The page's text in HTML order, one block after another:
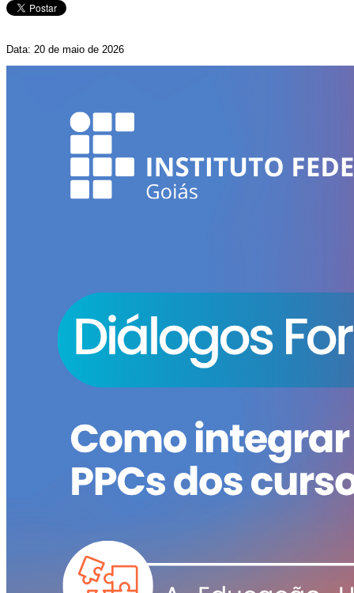
Data: 20 de maio de 2026